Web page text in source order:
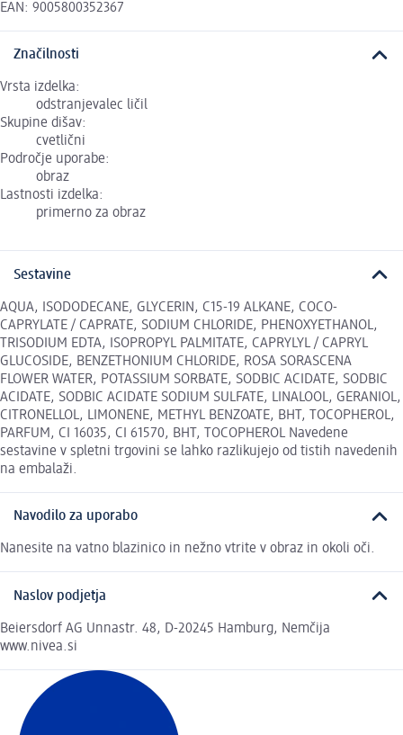
EAN: 9005800352367
Značilnosti
Vrsta izdelka:
odstranjevalec ličil
Skupine dišav:
cvetlični
Področje uporabe:
obraz
Lastnosti izdelka:
primerno za obraz
Sestavine
AQUA, ISODODECANE, GLYCERIN, C15-19 ALKANE, COCO-
CAPRYLATE / CAPRATE, SODIUM CHLORIDE, PHENOXYETHANOL,
TRISODIUM EDTA, ISOPROPYL PALMITATE, CAPRYLYL / CAPRYL
GLUCOSIDE, BENZETHONIUM CHLORIDE, ROSA SORASCENA
FLOWER WATER, POTASSIUM SORBATE, SODBIC ACIDATE, SODBIC
ACIDATE, SODBIC ACIDATE SODIUM SULFATE, LINALOOL, GERANIOL,
CITRONELLOL, LIMONENE, METHYL BENZOATE, BHT, TOCOPHEROL,
PARFUM, CI 16035, CI 61570, BHT, TOCOPHEROL Navedene
sestavine v spletni trgovini se lahko razlikujejo od tistih navedenih
na embalaži.
Navodilo za uporabo
Nanesite na vatno blazinico in nežno vtrite v obraz in okoli oči.
Naslov podjetja
Beiersdorf AG Unnastr. 48, D-20245 Hamburg, Nemčija
www.nivea.si